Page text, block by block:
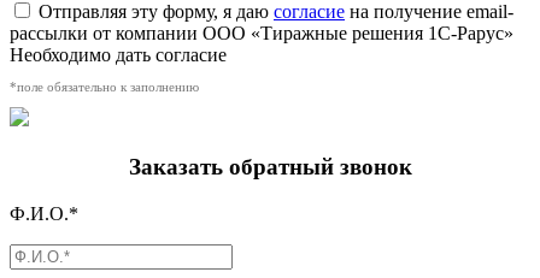
Отправляя эту форму, я даю согласие на получение email-
рассылки от компании ООО «Тиражные решения 1С-Рарус»
Необходимо дать согласие
*поле обязательно к заполнению
Заказать обратный звонок
Ф.И.О.*